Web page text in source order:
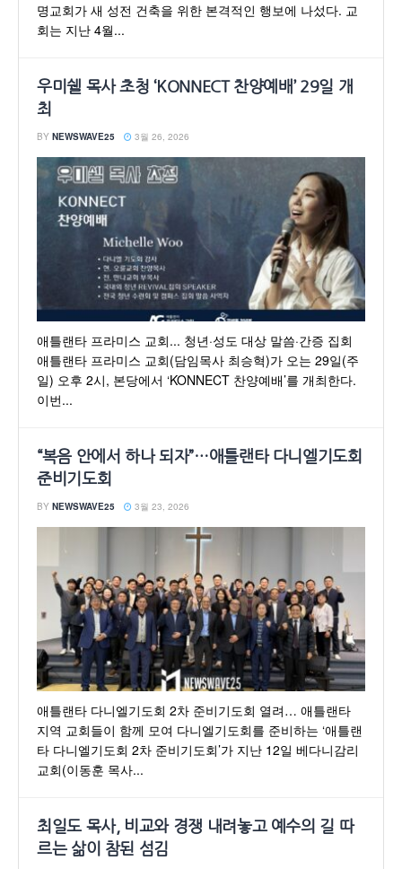
명교회가 새 성전 건축을 위한 본격적인 행보에 나섰다. 교
회는 지난 4월...
우미쉘 목사 초청 ‘KONNECT 찬양예배’ 29일 개
최
BY NEWSWAVE25 3월 26, 2026
애틀랜타 프라미스 교회... 청년·성도 대상 말씀·간증 집회
애틀랜타 프라미스 교회(담임목사 최승혁)가 오는 29일(주
일) 오후 2시, 본당에서 ‘KONNECT 찬양예배’를 개최한다.
이번...
“복음 안에서 하나 되자”…애틀랜타 다니엘기도회
준비기도회
BY NEWSWAVE25 3월 23, 2026
애틀랜타 다니엘기도회 2차 준비기도회 열려… 애틀랜타
지역 교회들이 함께 모여 다니엘기도회를 준비하는 ‘애틀랜
타 다니엘기도회 2차 준비기도회’가 지난 12일 베다니감리
교회(이동훈 목사...
최일도 목사, 비교와 경쟁 내려놓고 예수의 길 따
르는 삶이 참된 섬김